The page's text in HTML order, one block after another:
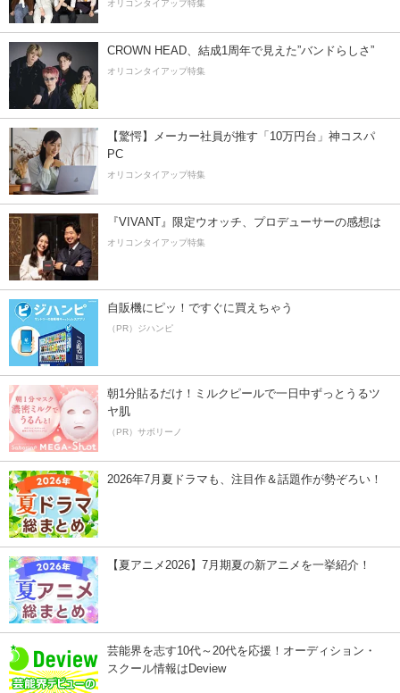
オリコンタイアップ特集
CROWN HEAD、結成1周年で見えた”バンドらしさ”
オリコンタイアップ特集
【驚愕】メーカー社員が推す「10万円台」神コスパ
PC
オリコンタイアップ特集
『VIVANT』限定ウオッチ、プロデューサーの感想は
オリコンタイアップ特集
自販機にピッ！ですぐに買えちゃう
（PR）ジハンピ
朝1分貼るだけ！ミルクピールで一日中ずっとうるツ
ヤ肌
（PR）サボリーノ
2026年7月夏ドラマも、注目作＆話題作が勢ぞろい！
【夏アニメ2026】7月期夏の新アニメを一挙紹介！
芸能界を志す10代～20代を応援！オーディション・
スクール情報はDeview